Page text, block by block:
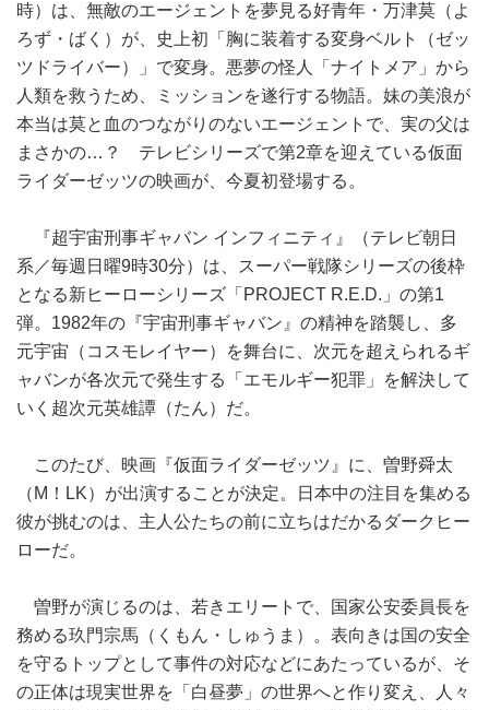
時）は、無敵のエージェントを夢見る好青年・万津莫（よ
ろず・ばく）が、史上初「胸に装着する変身ベルト（ゼッ
ツドライバー）」で変身。悪夢の怪人「ナイトメア」から
人類を救うため、ミッションを遂行する物語。妹の美浪が
本当は莫と血のつながりのないエージェントで、実の父は
まさかの…？ テレビシリーズで第2章を迎えている仮面
ライダーゼッツの映画が、今夏初登場する。
『超宇宙刑事ギャバン インフィニティ』（テレビ朝日
系／毎週日曜9時30分）は、スーパー戦隊シリーズの後枠
となる新ヒーローシリーズ「PROJECT R.E.D.」の第1
弾。1982年の『宇宙刑事ギャバン』の精神を踏襲し、多
元宇宙（コスモレイヤー）を舞台に、次元を超えられるギ
ャバンが各次元で発生する「エモルギー犯罪」を解決して
いく超次元英雄譚（たん）だ。
このたび、映画『仮面ライダーゼッツ』に、曽野舜太
（M！LK）が出演することが決定。日本中の注目を集める
彼が挑むのは、主人公たちの前に立ちはだかるダークヒー
ローだ。
曽野が演じるのは、若きエリートで、国家公安委員長を
務める玖門宗馬（くもん・しゅうま）。表向きは国の安全
を守るトップとして事件の対応などにあたっているが、そ
の正体は現実世界を「白昼夢」の世界へと作り変え、人々